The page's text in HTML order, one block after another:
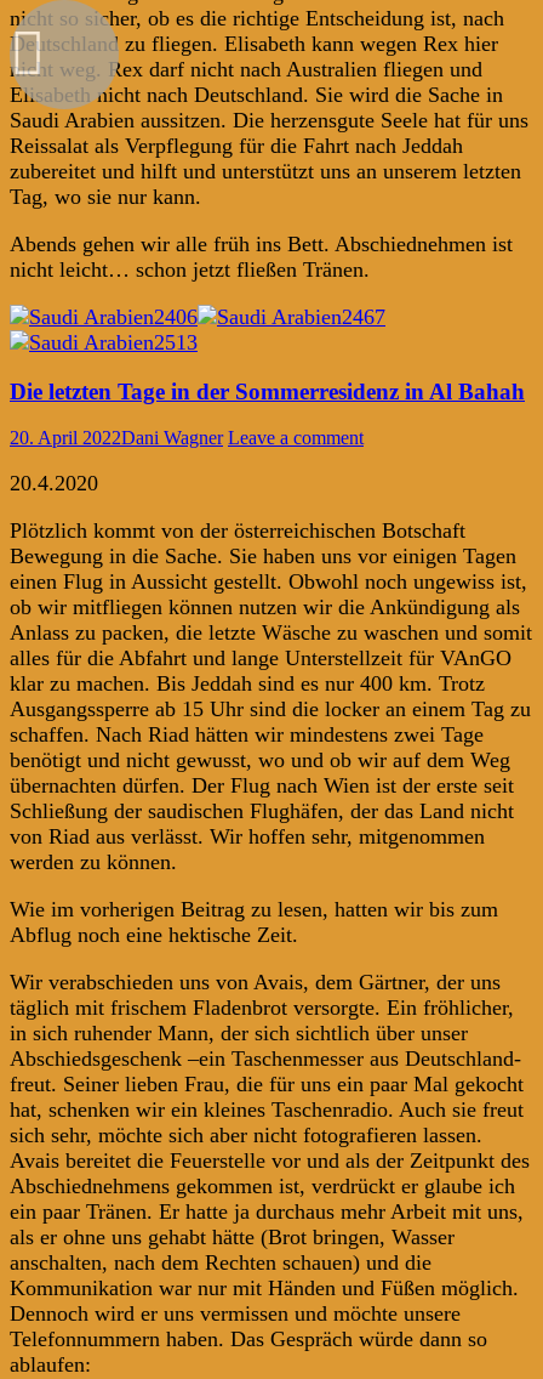
nicht so sicher, ob es die richtige Entscheidung ist, nach
Deutschland zu fliegen. Elisabeth kann wegen Rex hier
nicht weg. Rex darf nicht nach Australien fliegen und
Elisabeth nicht nach Deutschland. Sie wird die Sache in
Saudi Arabien aussitzen. Die herzensgute Seele hat für uns
Reissalat als Verpflegung für die Fahrt nach Jeddah
zubereitet und hilft und unterstützt uns an unserem letzten
Tag, wo sie nur kann.
Abends gehen wir alle früh ins Bett. Abschiednehmen ist
nicht leicht… schon jetzt fließen Tränen.
Die letzten Tage in der Sommerresidenz in Al Bahah
20. April 2022Dani Wagner Leave a comment
20.4.2020
Plötzlich kommt von der österreichischen Botschaft
Bewegung in die Sache. Sie haben uns vor einigen Tagen
einen Flug in Aussicht gestellt. Obwohl noch ungewiss ist,
ob wir mitfliegen können nutzen wir die Ankündigung als
Anlass zu packen, die letzte Wäsche zu waschen und somit
alles für die Abfahrt und lange Unterstellzeit für VAnGO
klar zu machen. Bis Jeddah sind es nur 400 km. Trotz
Ausgangssperre ab 15 Uhr sind die locker an einem Tag zu
schaffen. Nach Riad hätten wir mindestens zwei Tage
benötigt und nicht gewusst, wo und ob wir auf dem Weg
übernachten dürfen. Der Flug nach Wien ist der erste seit
Schließung der saudischen Flughäfen, der das Land nicht
von Riad aus verlässt. Wir hoffen sehr, mitgenommen
werden zu können.
Wie im vorherigen Beitrag zu lesen, hatten wir bis zum
Abflug noch eine hektische Zeit.
Wir verabschieden uns von Avais, dem Gärtner, der uns
täglich mit frischem Fladenbrot versorgte. Ein fröhlicher,
in sich ruhender Mann, der sich sichtlich über unser
Abschiedsgeschenk –ein Taschenmesser aus Deutschland-
freut. Seiner lieben Frau, die für uns ein paar Mal gekocht
hat, schenken wir ein kleines Taschenradio. Auch sie freut
sich sehr, möchte sich aber nicht fotografieren lassen.
Avais bereitet die Feuerstelle vor und als der Zeitpunkt des
Abschiednehmens gekommen ist, verdrückt er glaube ich
ein paar Tränen. Er hatte ja durchaus mehr Arbeit mit uns,
als er ohne uns gehabt hätte (Brot bringen, Wasser
anschalten, nach dem Rechten schauen) und die
Kommunikation war nur mit Händen und Füßen möglich.
Dennoch wird er uns vermissen und möchte unsere
Telefonnummern haben. Das Gespräch würde dann so
ablaufen: